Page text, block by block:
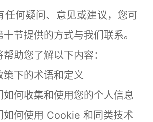
任何疑问、意见或建议，您可
节提供的方式与我们联系。
您了解以下内容：
下的术语和定义
何收集和使用您的个人信息
何使用 Cookie 和同类技术